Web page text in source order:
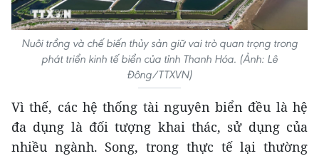
Nuôi trồng và chế biến thủy sản giữ vai trò quan trọng trong
phát triển kinh tế biển của tỉnh Thanh Hóa. (Ảnh: Lê
Đông/TTXVN)
Vì thế, các hệ thống tài nguyên biển đều là hệ
đa dụng là đối tượng khai thác, sử dụng của
nhiều ngành. Song, trong thực tế lại thường